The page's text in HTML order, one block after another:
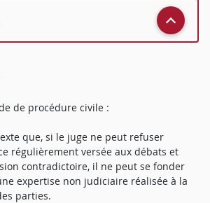
de procédure civile :
que, si le juge ne peut refuser
régulièrement versée aux débats et
contradictoire, il ne peut se fonder
expertise non judiciaire réalisée à la
parties.